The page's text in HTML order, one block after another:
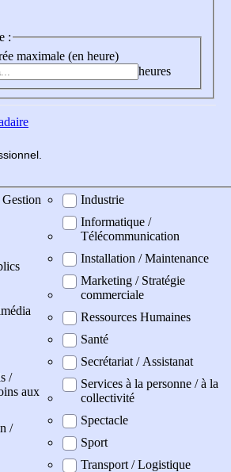
:
maximale (en heure)
heures
/
aux
/
Industrie
Informatique /
Télécommunication
Installation / Maintenance
Marketing / Stratégie
commerciale
Ressources Humaines
Santé
Secrétariat / Assistanat
Services à la personne / à la
collectivité
Spectacle
Sport
Transport / Logistique